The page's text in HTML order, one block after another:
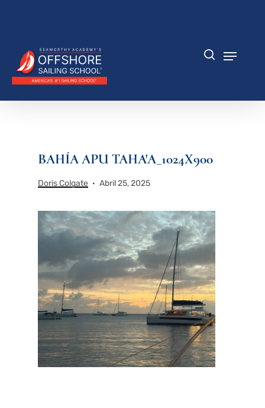
principal
BAHÍA APU TAHA'A_1024X900
Doris Colgate Abril 25, 2025
menú